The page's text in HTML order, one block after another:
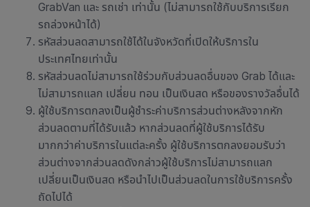
GrabVan และ รถเช่า เท่านั้น (ไม่สามารถใช้กับบริการเรียก
รถล่วงหน้าได้)
รหัสส่วนลดสามารถใช้ได้ในจังหวัดที่เปิดให้บริการใน
ประเทศไทยเท่านั้น
รหัสส่วนลดไม่สามารถใช้ร่วมกับส่วนลดอื่นของ Grab ได้และ
ไม่สามารถแลก เปลี่ยน ทอน เป็นเงินสด หรือของรางวัลอื่นได้
ผู้ใช้บริการตกลงเป็นผู้ชำระค่าบริการส่วนต่างหลังจากหัก
ส่วนลดตามที่ได้รับแล้ว หากส่วนลดที่ผู้ใช้บริการได้รับ
มากกว่าค่าบริการในแต่ละครั้ง ผู้ใช้บริการตกลงยอมรับว่า
ส่วนต่างจากส่วนลดดังกล่าวผู้ใช้บริการไม่สามารถแลก
เปลี่ยนเป็นเงินสด หรือนำไปเป็นส่วนลดในการใช้บริการครั้ง
ถัดไปได้